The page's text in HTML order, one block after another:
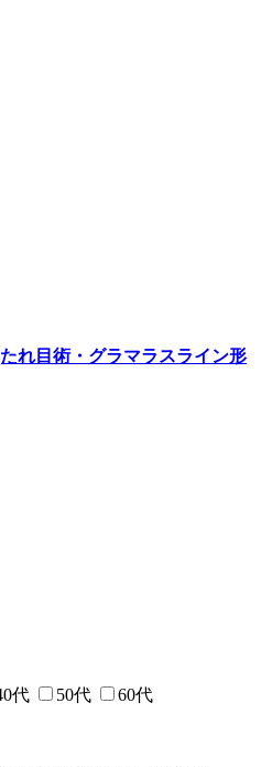
れ目術・グラマラスライン形
代 50代 60代